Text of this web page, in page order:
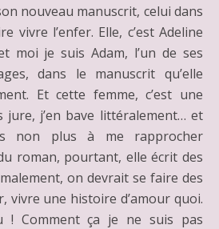
nouveau manuscrit, celui dans
vivre l’enfer. Elle, c’est Adeline
moi je suis Adam, l’un de ses
dans le manuscrit qu’elle
Et cette femme, c’est une
jure, j’en bave littéralement… et
non plus à me rapprocher
roman, pourtant, elle écrit des
on devrait se faire des
vivre une histoire d’amour quoi.
! Comment ça je ne suis pas